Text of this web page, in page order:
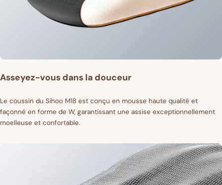
Asseyez-vous dans la douceur
Le coussin du Sihoo M18 est conçu en mousse haute qualité et
façonné en forme de W, garantissant une assise exceptionnellement
moelleuse et confortable.